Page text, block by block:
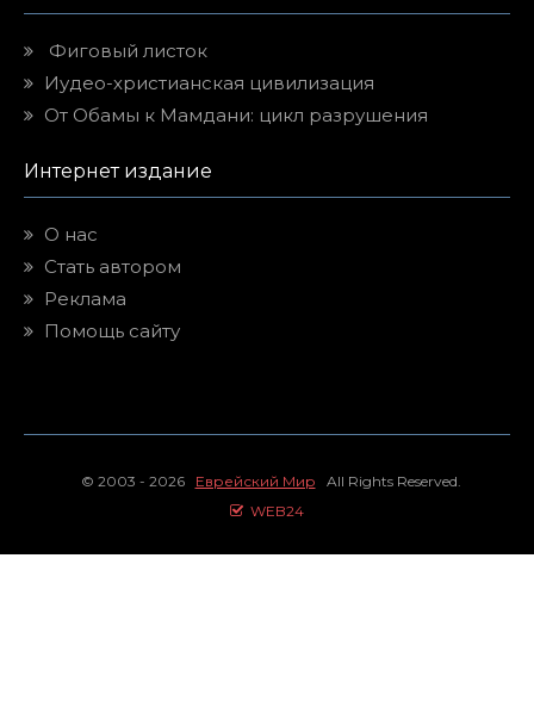
Фиговый листок
Иудео-христианская цивилизация
От Обамы к Мамдани: цикл разрушения
Интернет издание
О нас
Стать автором
Реклама
Помощь сайту
© 2003 - 2026 Еврейский Мир All Rights Reserved.
WEB24